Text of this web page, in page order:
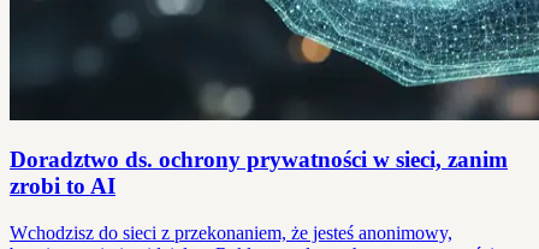
Doradztwo ds. ochrony prywatności w sieci, zanim
zrobi to AI
Wchodzisz do sieci z przekonaniem, że jesteś anonimowy,